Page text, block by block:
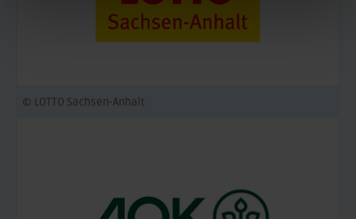
© LOTTO Sachsen-Anhalt